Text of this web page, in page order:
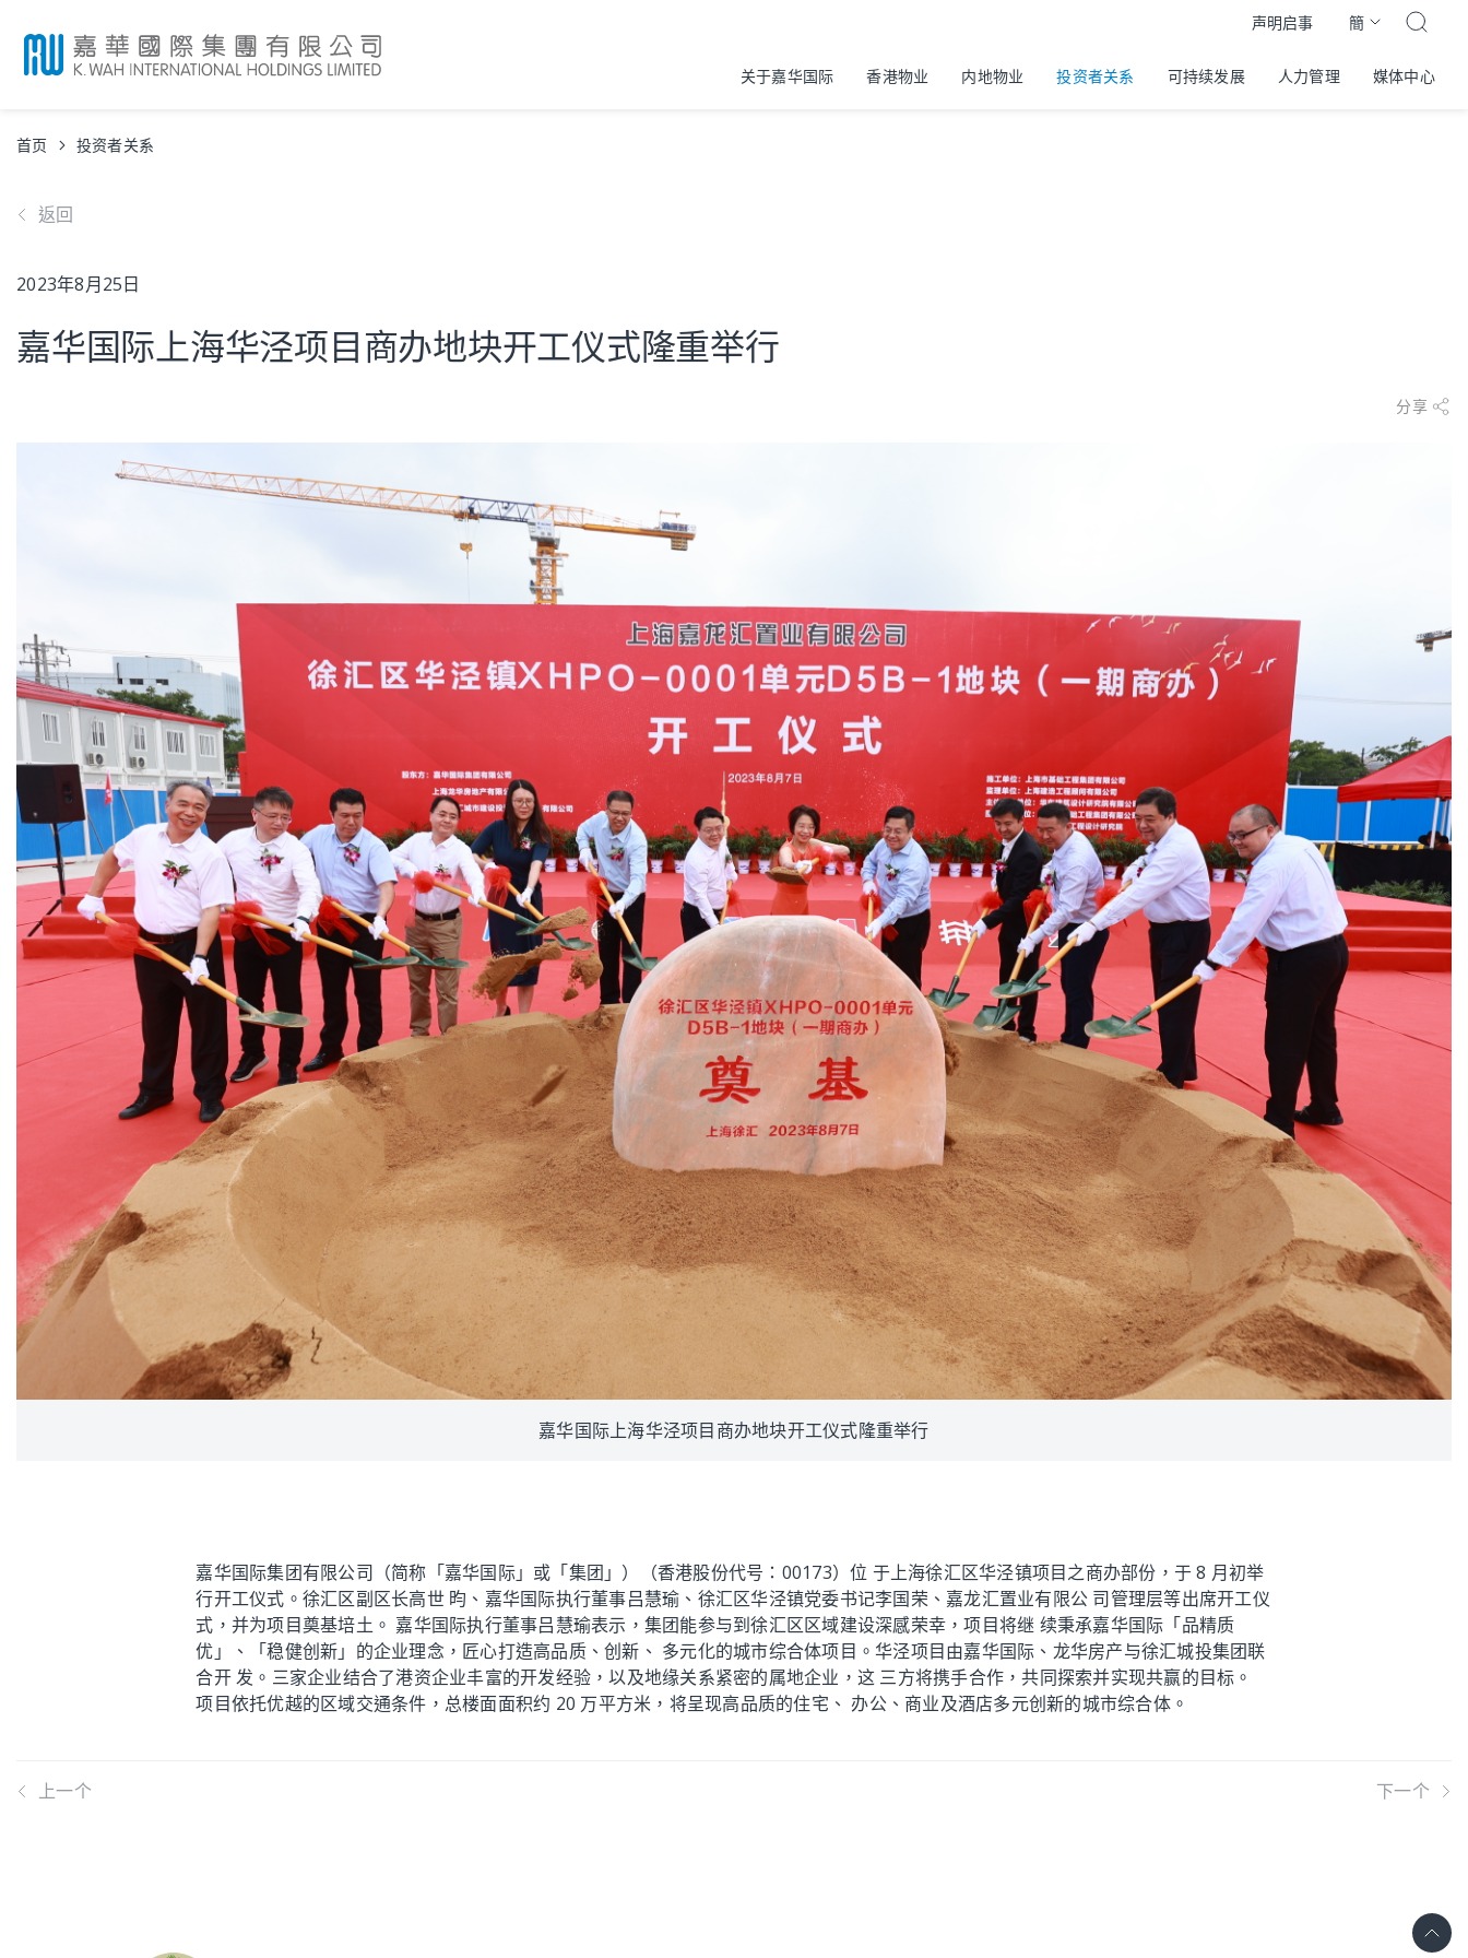
声明启事 簡
关于嘉华国际 香港物业 内地物业 投资者关系 可持续发展 人力管理 媒体中心
首页 投资者关系
返回
2023年8月25日
嘉华国际上海华泾项目商办地块开工仪式隆重举行
分享
嘉华国际上海华泾项目商办地块开工仪式隆重举行
嘉华国际集团有限公司（简称「嘉华国际」或「集团」）（香港股份代号：00173）位 于上海徐汇区华泾镇项目之商办部份，于 8 月初举
行开工仪式。徐汇区副区长高世 昀、嘉华国际执行董事吕慧瑜、徐汇区华泾镇党委书记李国荣、嘉龙汇置业有限公 司管理层等出席开工仪
式，并为项目奠基培土。 嘉华国际执行董事吕慧瑜表示，集团能参与到徐汇区区域建设深感荣幸，项目将继 续秉承嘉华国际「品精质
优」、「稳健创新」的企业理念，匠心打造高品质、创新、 多元化的城市综合体项目。华泾项目由嘉华国际、龙华房产与徐汇城投集团联
合开 发。三家企业结合了港资企业丰富的开发经验，以及地缘关系紧密的属地企业，这 三方将携手合作，共同探索并实现共赢的目标。
项目依托优越的区域交通条件，总楼面面积约 20 万平方米，将呈现高品质的住宅、 办公、商业及酒店多元创新的城市综合体。
上一个 下一个